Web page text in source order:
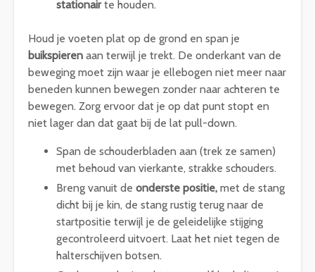
stationairte houden.
Houd je voeten plat op de grond en span je
buikspieren aan terwijl je trekt. De onderkant van de
beweging moet zijn waar je ellebogen niet meer naar
beneden kunnen bewegen zonder naar achteren te
bewegen. Zorg ervoor dat je op dat punt stopt en
niet lager dan dat gaat bij de lat pull-down.
Span de schouderbladen aan (trek ze samen)
met behoud van vierkante, strakke schouders.
Breng vanuit de onderste positie, met de stang
dicht bij je kin, de stang rustig terug naar de
startpositie terwijl je de geleidelijke stijging
gecontroleerd uitvoert. Laat het niet tegen de
halterschijven botsen.